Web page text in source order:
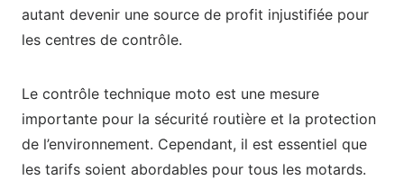
autant devenir une source de profit injustifiée pour
les centres de contrôle.
Le contrôle technique moto est une mesure
importante pour la sécurité routière et la protection
de l’environnement. Cependant, il est essentiel que
les tarifs soient abordables pour tous les motards.